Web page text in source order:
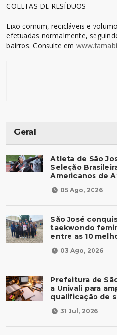
COLETAS DE RESÍDUOS
Lixo comum, recicláveis e
efetuadas normalmente,
bairros. Consulte em
Geral
Atleta de São
Seleção
Americanos de
05 Ago, 2026
São José
taekwondo
entre as 10
03 Ago, 2026
Prefeitura de
a Univali para
qualificação de
31 Jul, 2026